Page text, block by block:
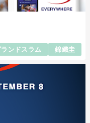
ランドスラム 錦織圭